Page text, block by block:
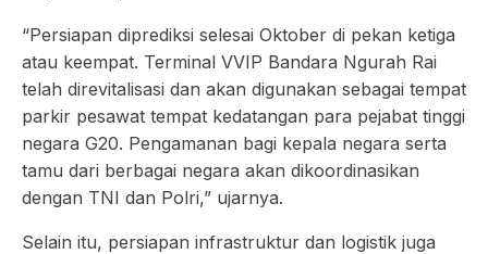
“Persiapan diprediksi selesai Oktober di pekan ketiga
atau keempat. Terminal VVIP Bandara Ngurah Rai
telah direvitalisasi dan akan digunakan sebagai tempat
parkir pesawat tempat kedatangan para pejabat tinggi
negara G20. Pengamanan bagi kepala negara serta
tamu dari berbagai negara akan dikoordinasikan
dengan TNI dan Polri,” ujarnya.
Selain itu, persiapan infrastruktur dan logistik juga